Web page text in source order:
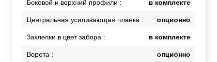
Боковой и верхний профили : в комплекте
Центральная усиливающая планка : опционно
Заклепки в цвет забора : в комплекте
Ворота : опционно